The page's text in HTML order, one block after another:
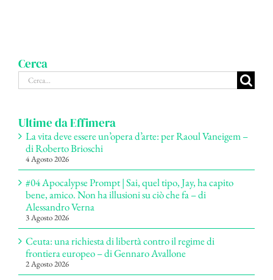
Cerca
Cerca
per:
Ultime da Effimera
La vita deve essere un’opera d’arte: per Raoul Vaneigem –
di Roberto Brioschi
4 Agosto 2026
#04 Apocalypse Prompt | Sai, quel tipo, Jay, ha capito
bene, amico. Non ha illusioni su ciò che fa – di
Alessandro Verna
3 Agosto 2026
Ceuta: una richiesta di libertà contro il regime di
frontiera europeo – di Gennaro Avallone
2 Agosto 2026